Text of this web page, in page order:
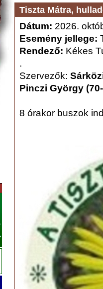
Tiszta Mátra,
Dátum: 2026.
Esemény jellege:
Rendező: Kékes
.
Szervezők:
Pinczi György
8 órakor buszok